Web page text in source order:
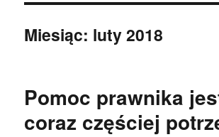
Miesiąc: luty 2018
Pomoc prawnika
coraz częściej